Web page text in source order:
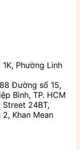
Phường Linh
Đường số 15,
Bình, TP. HCM
Street 24BT,
Khan Mean